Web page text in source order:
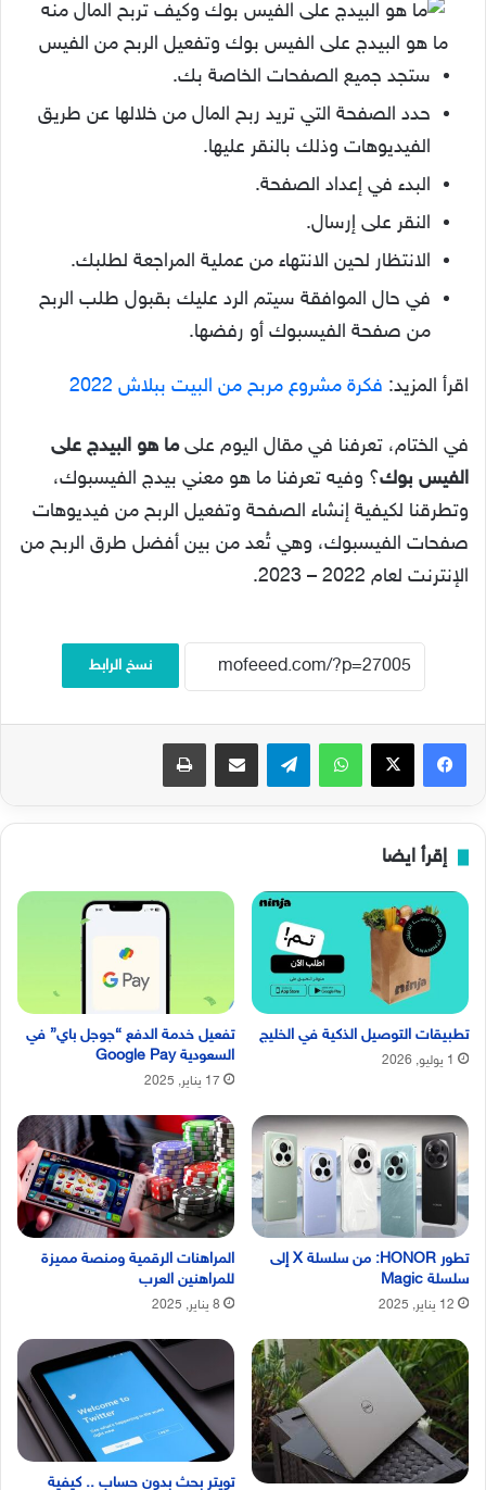
ما هو البيدج على الفيس بوك وتفعيل الربح من الفيس
ستجد جميع الصفحات الخاصة بك.
حدد الصفحة التي تريد ربح المال من خلالها عن طريق
الفيديوهات وذلك بالنقر عليها.
البدء في إعداد الصفحة.
النقر على إرسال.
الانتظار لحين الانتهاء من عملية المراجعة لطلبك.
في حال الموافقة سيتم الرد عليك بقبول طلب الربح
من صفحة الفيسبوك أو رفضها.
اقرأ المزيد: فكرة مشروع مربح من البيت ببلاش 2022
في الختام، تعرفنا في مقال اليوم علىما هو البيدج على
الفيس بوك؟ وفيه تعرفنا ما هو معني بيدج الفيسبوك،
وتطرقنا لكيفية إنشاء الصفحة وتفعيل الربح من فيديوهات
صفحات الفيسبوك، وهي تُعد من بين أفضل طرق الربح من
الإنترنت لعام 2022 – 2023.
نسخ الرابط
فيسبوك‫X واتساب تيلقرام مشاركة عبر البريد طباعة
إقرأ ايضا
تطبيقات التوصيل الذكية في الخليج
1 يوليو, 2026
تفعيل خدمة الدفع “جوجل باي” في
السعودية Google Pay
17 يناير, 2025
تطور HONOR: من سلسلة X إلى
سلسلة Magic
12 يناير, 2025
المراهنات الرقمية ومنصة مميزة
للمراهنين العرب
8 يناير, 2025
تويتر بحث بدون حساب .. كيفية